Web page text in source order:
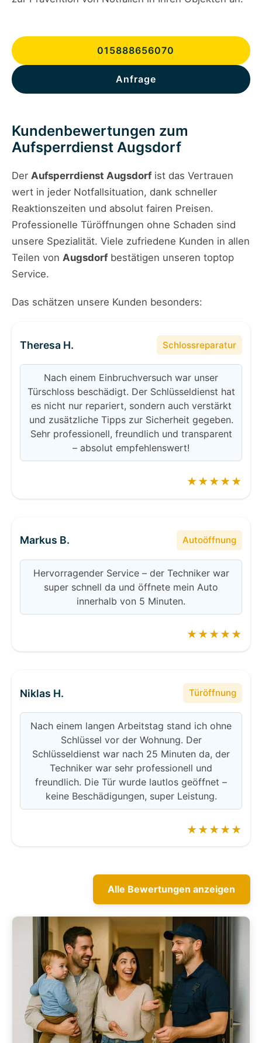
015888656070
Anfrage
Kundenbewertungen zum
Aufsperrdienst Augsdorf
Der Aufsperrdienst Augsdorfist das Vertrauen
wert in jeder Notfallsituation, dank schneller
Reaktionszeiten und absolut fairen Preisen.
Professionelle Türöffnungen ohne Schaden sind
unsere Spezialität. Viele zufriedene Kunden in allen
Teilen von Augsdorfbestätigen unseren toptop
Service.
Das schätzen unsere Kunden besonders:
Theresa H. Schlossreparatur
Nach einem Einbruchversuch war unser
Türschloss beschädigt. Der Schlüsseldienst hat
es nicht nur repariert, sondern auch verstärkt
und zusätzliche Tipps zur Sicherheit gegeben.
Sehr professionell, freundlich und transparent
– absolut empfehlenswert!
★★★★★
Markus B. Autoöffnung
Hervorragender Service – der Techniker war
super schnell da und öffnete mein Auto
innerhalb von 5 Minuten.
★★★★★
Niklas H. Türöffnung
Nach einem langen Arbeitstag stand ich ohne
Schlüssel vor der Wohnung. Der
Schlüsseldienst war nach 25 Minuten da, der
Techniker war sehr professionell und
freundlich. Die Tür wurde lautlos geöffnet –
keine Beschädigungen, super Leistung.
★★★★★
Alle Bewertungen anzeigen